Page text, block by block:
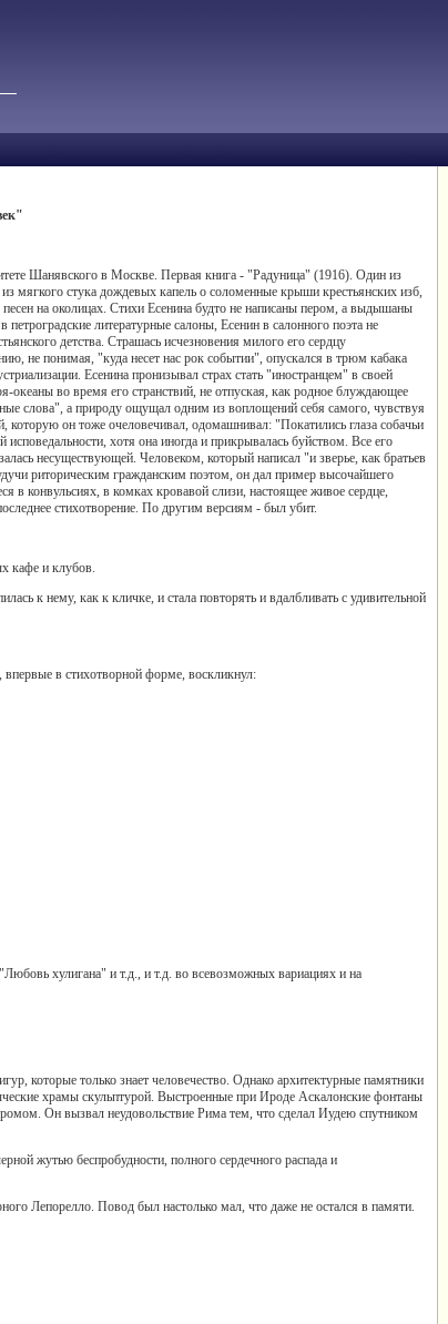
Шанявского в Москве. Первая книга - "Радуница" (1916). Один из
мягкого стука дождевых капель о соломенные крыши крестьянских изб,
на околицах. Стихи Есенина будто не написаны пером, а выдышаны
литературные салоны, Есенин в салонного поэта не
детства. Страшась исчезновения милого его сердцу
не понимая, "куда несет нас рок событии", опускался в трюм кабака
Есенина пронизывал страх стать "иностранцем" в своей
океаны во время его странствий, не отпуская, как родное блуждающее
слова", а природу ощущал одним из воплощений себя самого, чувствуя
он тоже очеловечивал, одомашнивал: "Покатились глаза собачьи
хотя она иногда и прикрывалась буйством. Все его
несуществующей. Человеком, который написал "и зверье, как братьев
риторическим гражданским поэтом, он дал пример высочайшего
в конвульсиях, в комках кровавой слизи, настоящее живое сердце,
стихотворение. По другим версиям - был убит.
кафе и клубов.
к нему, как к кличке, и стала повторять и вдалбливать с удивительной
в стихотворной форме, воскликнул:
хулигана" и т.д., и т.д. во всевозможных вариациях и на
которые только знает человечество. Однако архитектурные памятники
храмы скульптурой. Выстроенные при Ироде Аскалонские фонтаны
Он вызвал неудовольствие Рима тем, что сделал Иудею спутником
жутью беспробудности, полного сердечного распада и
Лепорелло. Повод был настолько мал, что даже не остался в памяти.